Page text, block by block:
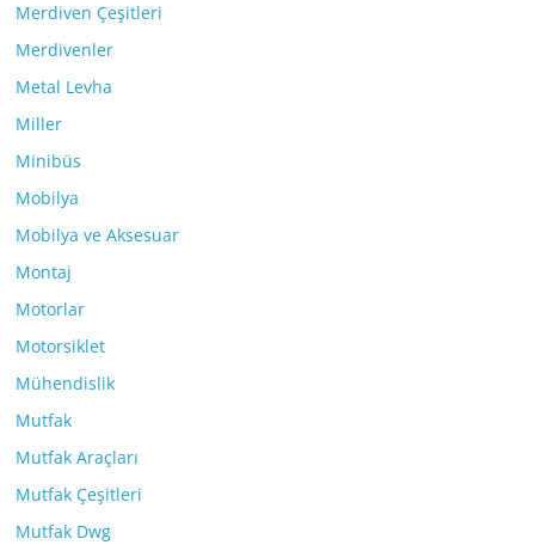
Merdiven Çeşitleri
Merdivenler
Metal Levha
Miller
Minibüs
Mobilya
Mobilya ve Aksesuar
Montaj
Motorlar
Motorsiklet
Mühendislik
Mutfak
Mutfak Araçları
Mutfak Çeşitleri
Mutfak Dwg